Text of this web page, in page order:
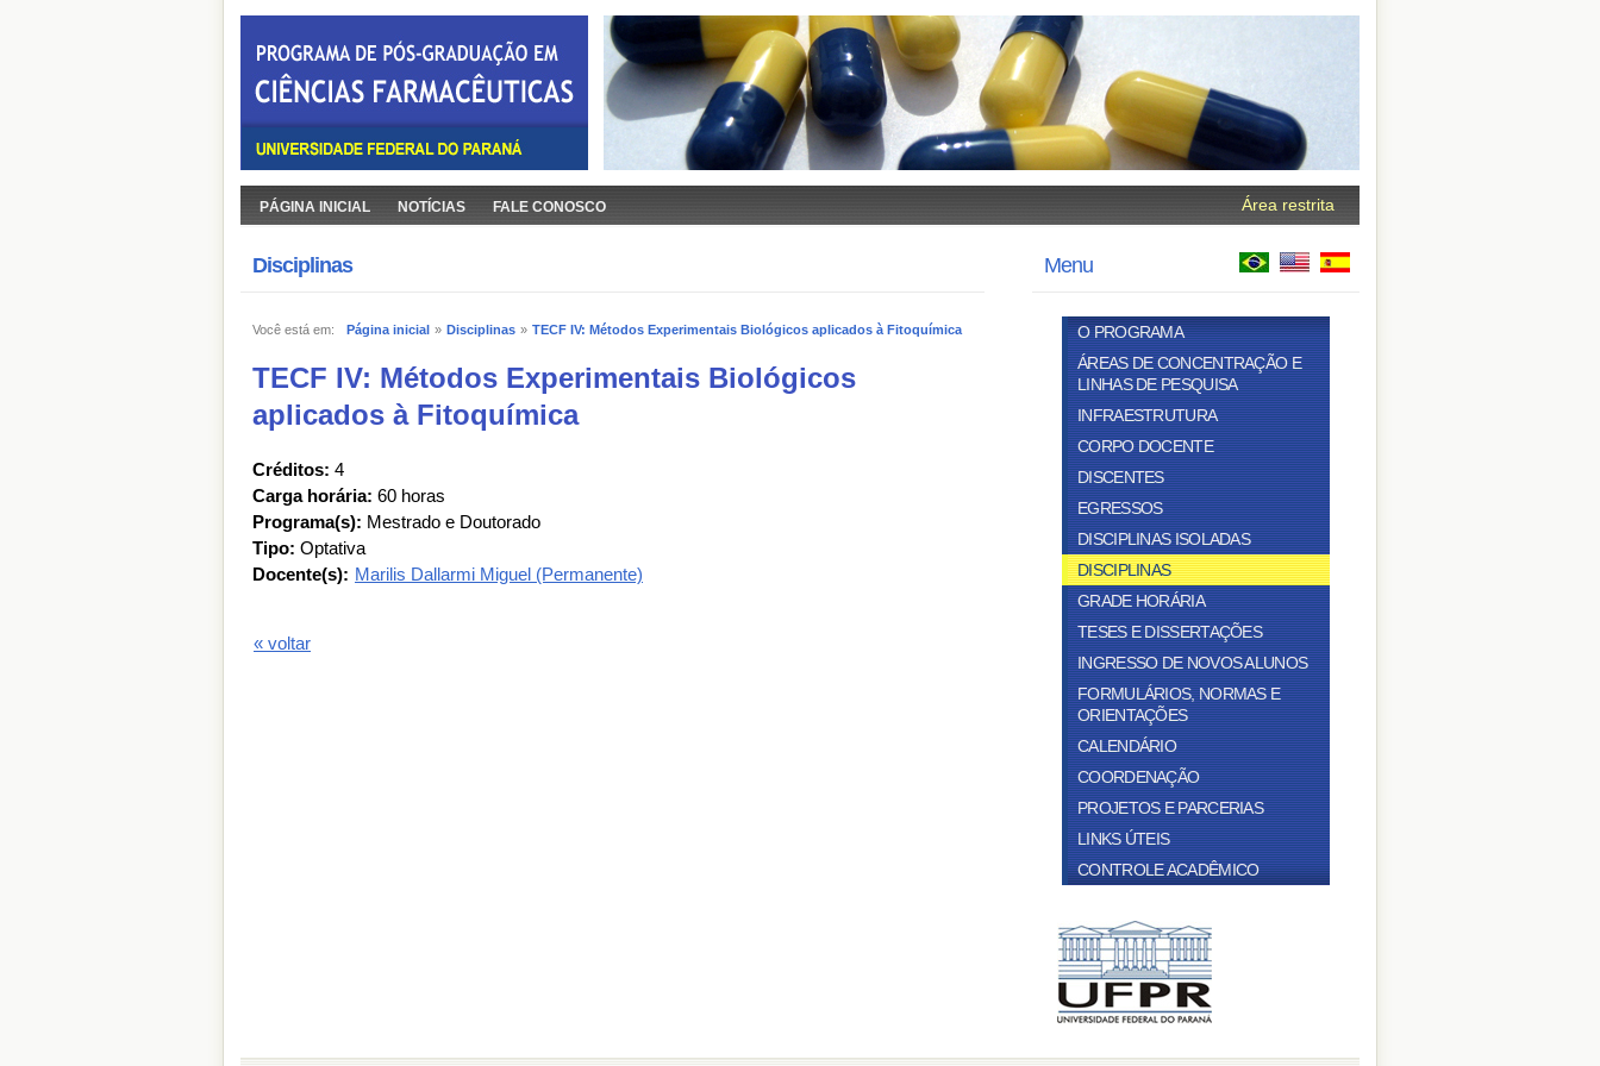
PÁGINA INICIAL NOTÍCIAS FALE CONOSCO Área restrita
Disciplinas
Você está em: Página inicial » Disciplinas » TECF IV: Métodos Experimentais Biológicos aplicados à Fitoquímica
TECF IV: Métodos Experimentais Biológicos
aplicados à Fitoquímica
Créditos: 4
Carga horária: 60 horas
Programa(s): Mestrado e Doutorado
Tipo: Optativa
Docente(s): Marilis Dallarmi Miguel (Permanente)
« voltar
Menu
O PROGRAMA
ÁREAS DE CONCENTRAÇÃO E
LINHAS DE PESQUISA
INFRAESTRUTURA
CORPO DOCENTE
DISCENTES
EGRESSOS
DISCIPLINAS ISOLADAS
DISCIPLINAS
GRADE HORÁRIA
TESES E DISSERTAÇÕES
INGRESSO DE NOVOS ALUNOS
FORMULÁRIOS, NORMAS E
ORIENTAÇÕES
CALENDÁRIO
COORDENAÇÃO
PROJETOS E PARCERIAS
LINKS ÚTEIS
CONTROLE ACADÊMICO